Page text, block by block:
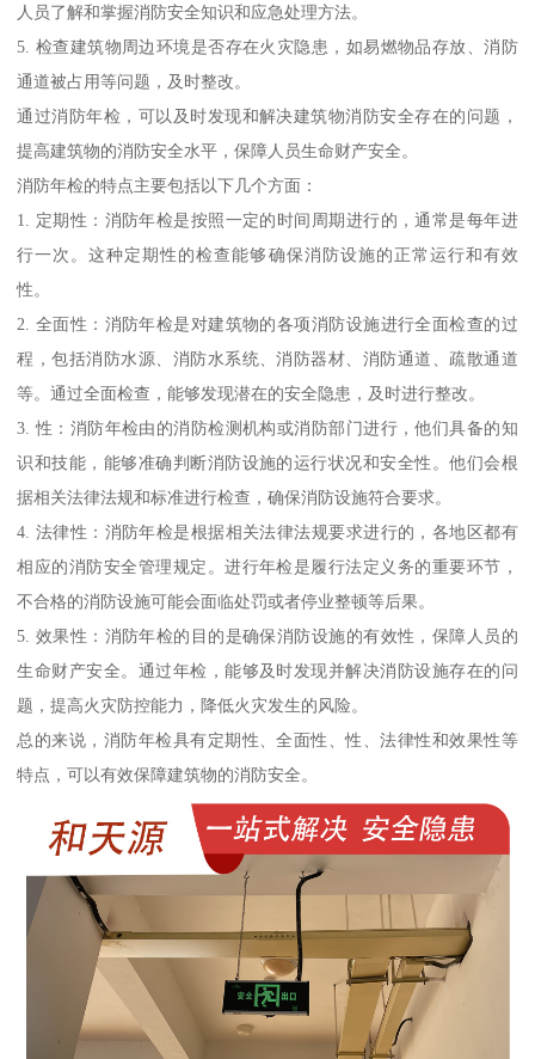
人员了解和掌握消防安全知识和应急处理方法。
5. 检查建筑物周边环境是否存在火灾隐患，如易燃物品存放、消防
通道被占用等问题，及时整改。
通过消防年检，可以及时发现和解决建筑物消防安全存在的问题，
提高建筑物的消防安全水平，保障人员生命财产安全。
消防年检的特点主要包括以下几个方面：
1. 定期性：消防年检是按照一定的时间周期进行的，通常是每年进
行一次。这种定期性的检查能够确保消防设施的正常运行和有效
性。
2. 全面性：消防年检是对建筑物的各项消防设施进行全面检查的过
程，包括消防水源、消防水系统、消防器材、消防通道、疏散通道
等。通过全面检查，能够发现潜在的安全隐患，及时进行整改。
3. 性：消防年检由的消防检测机构或消防部门进行，他们具备的知
识和技能，能够准确判断消防设施的运行状况和安全性。他们会根
据相关法律法规和标准进行检查，确保消防设施符合要求。
4. 法律性：消防年检是根据相关法律法规要求进行的，各地区都有
相应的消防安全管理规定。进行年检是履行法定义务的重要环节，
不合格的消防设施可能会面临处罚或者停业整顿等后果。
5. 效果性：消防年检的目的是确保消防设施的有效性，保障人员的
生命财产安全。通过年检，能够及时发现并解决消防设施存在的问
题，提高火灾防控能力，降低火灾发生的风险。
总的来说，消防年检具有定期性、全面性、性、法律性和效果性等
特点，可以有效保障建筑物的消防安全。